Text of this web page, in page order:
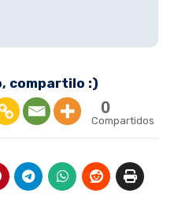
compartilo :)
0
Compartidos